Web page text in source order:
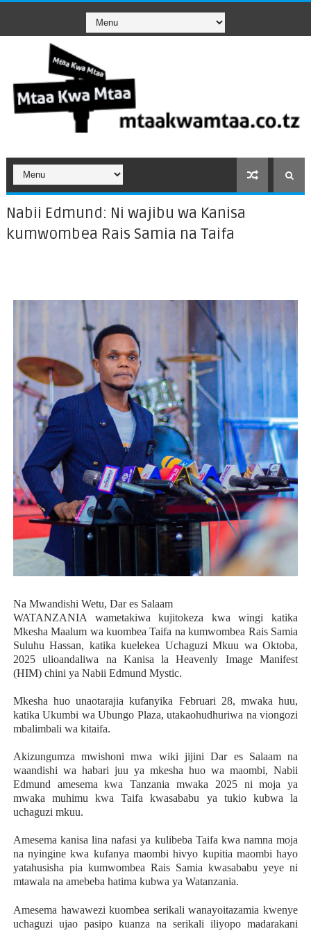
Nabii Edmund: Ni wajibu wa Kanisa
kumwombea Rais Samia na Taifa
Na Mwandishi Wetu, Dar es Salaam
WATANZANIA wametakiwa kujitokeza kwa wingi katika
Mkesha Maalum wa kuombea Taifa na kumwombea Rais Samia
Suluhu Hassan, katika kuelekea Uchaguzi Mkuu wa Oktoba,
2025 ulioandaliwa na Kanisa la Heavenly Image Manifest
(HIM) chini ya Nabii Edmund Mystic.
Mkesha huo unaotarajia kufanyika Februari 28, mwaka huu,
katika Ukumbi wa Ubungo Plaza, utakaohudhuriwa na viongozi
mbalimbali wa kitaifa.
Akizungumza mwishoni mwa wiki jijini Dar es Salaam na
waandishi wa habari juu ya mkesha huo wa maombi, Nabii
Edmund amesema kwa Tanzania mwaka 2025 ni moja ya
mwaka muhimu kwa Taifa kwasababu ya tukio kubwa la
uchaguzi mkuu.
Amesema kanisa lina nafasi ya kulibeba Taifa kwa namna moja
na nyingine kwa kufanya maombi hivyo kupitia maombi hayo
yatahusisha pia kumwombea Rais Samia kwasababu yeye ni
mtawala na amebeba hatima kubwa ya Watanzania.
Amesema hawawezi kuombea serikali wanayoitazamia kwenye
uchaguzi ujao pasipo kuanza na serikali iliyopo madarakani